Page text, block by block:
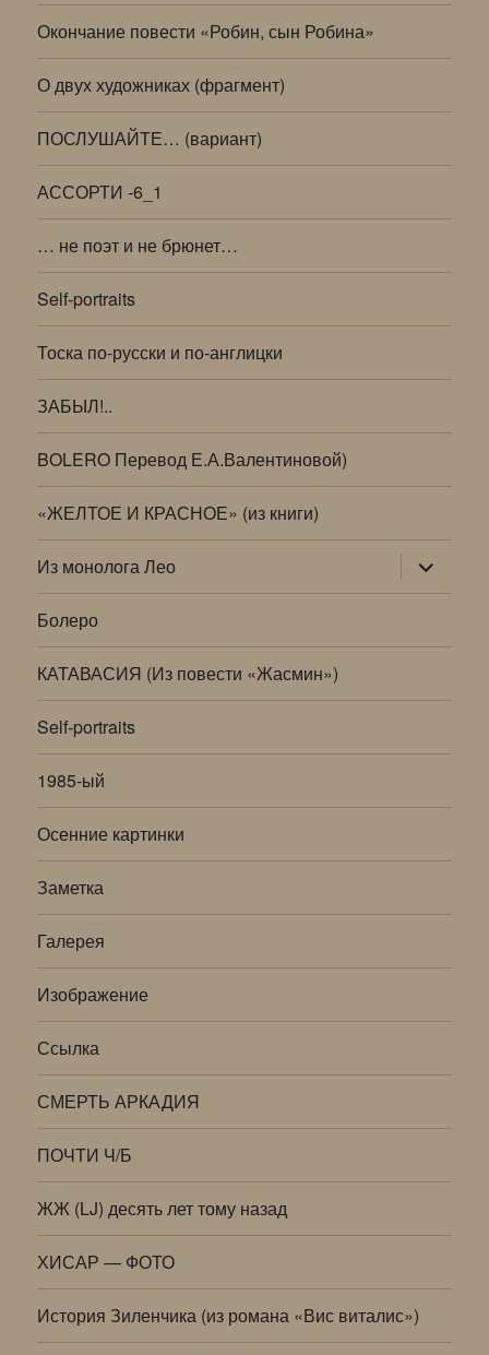
Окончание повести «Робин, сын Робина»
О двух художниках (фрагмент)
ПОСЛУШАЙТЕ… (вариант)
АССОРТИ -6_1
… не поэт и не брюнет…
Self-portraits
Тоска по-русски и по-англицки
ЗАБЫЛ!..
BOLERO Перевод Е.А.Валентиновой)
«ЖЕЛТОЕ И КРАСНОЕ» (из книги)
Из монолога Лео раскрыть
дочернее
меню
Болеро
КАТАВАСИЯ (Из повести «Жасмин»)
Self-portraits
1985-ый
Осенние картинки
Заметка
Галерея
Изображение
Ссылка
СМЕРТЬ АРКАДИЯ
ПОЧТИ Ч/Б
ЖЖ (LJ) десять лет тому назад
ХИСАР — ФОТО
История Зиленчика (из романа «Вис виталис»)